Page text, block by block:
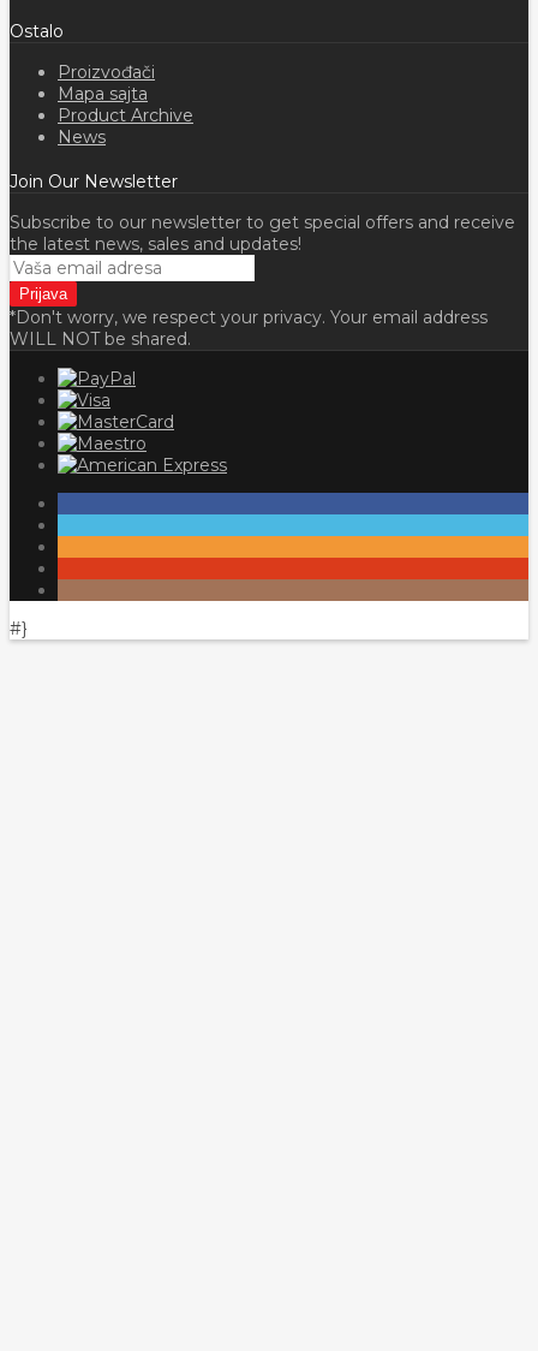
Ostalo
Proizvođači
Mapa sajta
Product Archive
News
Join Our Newsletter
Subscribe to our newsletter to get special offers and receive
the latest news, sales and updates!
*Don't worry, we respect your privacy. Your email address
WILL NOT be shared.
#}